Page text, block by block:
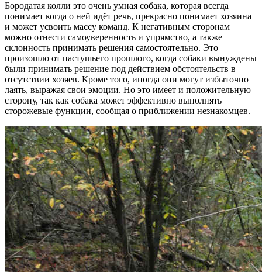
Бородатая колли это очень умная собака, которая всегда
понимает когда о ней идёт речь, прекрасно понимает хозяина
и может усвоить массу команд. К негативным сторонам
можно отнести самоуверенность и упрямство, а также
склонность принимать решения самостоятельно. Это
произошло от пастушьего прошлого, когда собаки вынуждены
были принимать решение под действием обстоятельств в
отсутствии хозяев. Кроме того, иногда они могут избыточно
лаять, выражая свои эмоции. Но это имеет и положительную
сторону, так как собака может эффективно выполнять
сторожевые функции, сообщая о приближении незнакомцев.